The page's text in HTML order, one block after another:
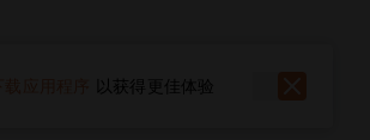
以获得更佳体验